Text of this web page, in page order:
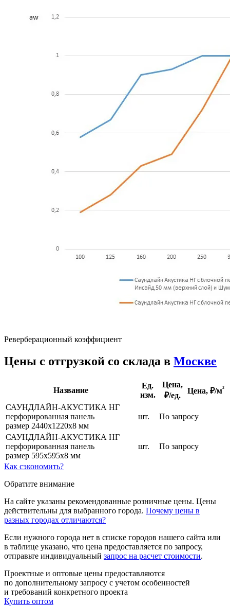
Реверберационный коэффициент
Цены с отгрузкой со склада в Москве
Название
Ед.
изм.
Цена,
₽/ед.
Цена, ₽/м²
САУНДЛАЙН-АКУСТИКА НГ
перфорированная панель
размер 2440х1220х8 мм
шт. По запросу
САУНДЛАЙН-АКУСТИКА НГ
перфорированная панель
размер 595x595x8 мм
шт. По запросу
Как сэкономить?
Обратите внимание
На сайте указаны рекомендованные розничные цены. Цены
действительны для выбранного города. Почему цены в
разных городах отличаются?
Если нужного города нет в списке городов нашего сайта или
в таблице указано, что цена предоставляется по запросу,
отправьте индивидуальный запрос на расчет стоимости.
Проектные и оптовые цены предоставляются
по дополнительному запросу с учетом особенностей
и требований конкретного проекта
Купить оптом